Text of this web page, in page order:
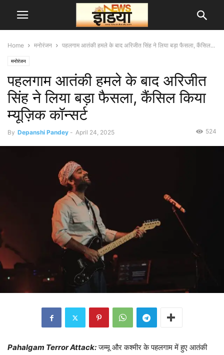
Home मनोरंजन पहलगाम आतंकी हमले के बाद अरिजीत सिंह ने लिया बड़ा फैसला, कैंसिल...
मनोरंजन
पहलगाम आतंकी हमले के बाद अरिजीत
सिंह ने लिया बड़ा फैसला, कैंसिल किया
म्यूज़िक कॉन्सर्ट
By Depanshi Pandey - April 24, 2025 524
Pahalgam Terror Attack:जम्मू और कश्मीर के पहलगाम में हुए आतंकी